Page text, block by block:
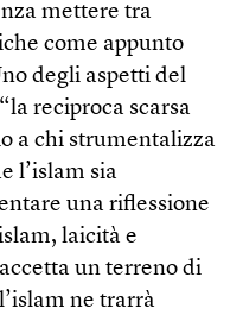
mettere tra
come appunto
degli aspetti del
reciproca scarsa
a chi strumentalizza
l’islam sia
una riflessione
laicità e
un terreno di
ne trarrà